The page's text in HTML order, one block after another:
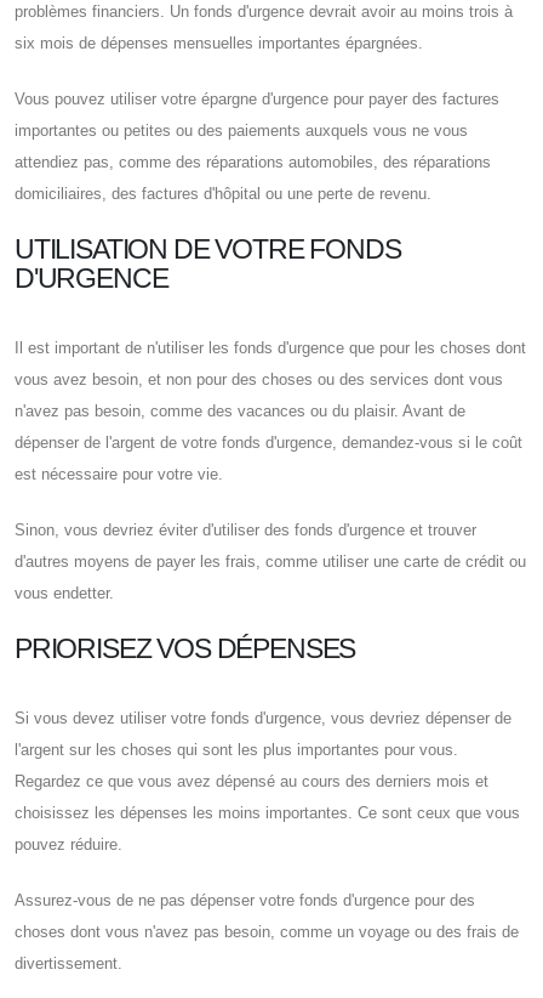
problèmes financiers. Un fonds d'urgence devrait avoir au moins trois à
six mois de dépenses mensuelles importantes épargnées.
Vous pouvez utiliser votre épargne d'urgence pour payer des factures
importantes ou petites ou des paiements auxquels vous ne vous
attendiez pas, comme des réparations automobiles, des réparations
domiciliaires, des factures d'hôpital ou une perte de revenu.
UTILISATION DE VOTRE FONDS
D'URGENCE
Il est important de n'utiliser les fonds d'urgence que pour les choses dont
vous avez besoin, et non pour des choses ou des services dont vous
n'avez pas besoin, comme des vacances ou du plaisir. Avant de
dépenser de l'argent de votre fonds d'urgence, demandez-vous si le coût
est nécessaire pour votre vie.
Sinon, vous devriez éviter d'utiliser des fonds d'urgence et trouver
d'autres moyens de payer les frais, comme utiliser une carte de crédit ou
vous endetter.
PRIORISEZ VOS DÉPENSES
Si vous devez utiliser votre fonds d'urgence, vous devriez dépenser de
l'argent sur les choses qui sont les plus importantes pour vous.
Regardez ce que vous avez dépensé au cours des derniers mois et
choisissez les dépenses les moins importantes. Ce sont ceux que vous
pouvez réduire.
Assurez-vous de ne pas dépenser votre fonds d'urgence pour des
choses dont vous n'avez pas besoin, comme un voyage ou des frais de
divertissement.